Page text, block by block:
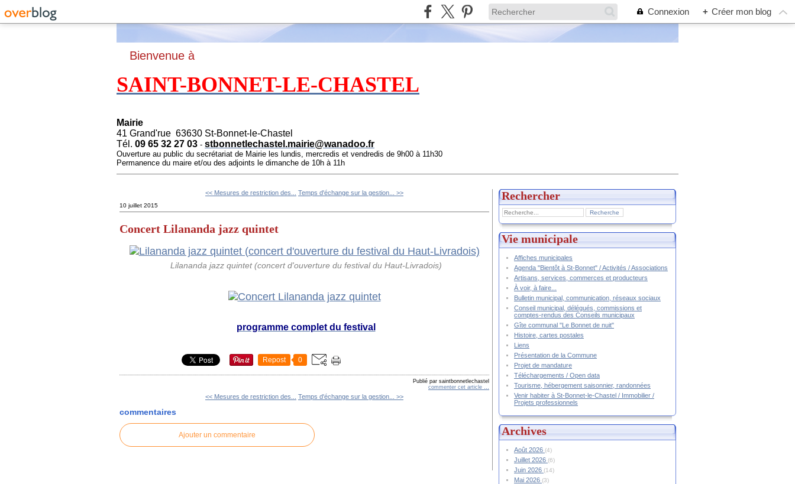
Connexion + Créer mon blog
Bienvenue à
SAINT-BONNET-LE-CHASTEL
Mairie
41 Grand'rue 63630 St-Bonnet-le-Chastel
Tél. 09 65 32 27 03 - stbonnetlechastel.mairie@wanadoo.fr
Ouverture au public du secrétariat de Mairie les lundis, mercredis et vendredis de 9h00 à 11h30
Permanence du maire et/ou des adjoints le dimanche de 10h à 11h
<< Mesures de restriction des... Temps d'échange sur la gestion... >>
10 juillet 2015
Concert Lilananda jazz quintet
Lilananda jazz quintet (concert d'ouverture du festival du Haut-Livradois)
programme complet du festival
Repost 0
Publié par saintbonnetlechastel
commenter cet article …
<< Mesures de restriction des... Temps d'échange sur la gestion... >>
commentaires
Ajouter un commentaire
Rechercher
Vie municipale
Affiches municipales
Agenda "Bientôt à St-Bonnet" / Activités / Associations
Artisans, services, commerces et producteurs
À voir, à faire...
Bulletin municipal, communication, réseaux sociaux
Conseil municipal, délégués, commissions et
comptes-rendus des Conseils municipaux
Gîte communal "Le Bonnet de nuit"
Histoire, cartes postales
Liens
Présentation de la Commune
Projet de mandature
Téléchargements / Open data
Tourisme, hébergement saisonnier, randonnées
Venir habiter à St-Bonnet-le-Chastel / Immobilier /
Projets professionnels
Archives
Août 2026 (4)
Juillet 2026 (6)
Juin 2026 (14)
Mai 2026 (3)